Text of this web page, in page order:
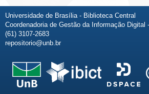
Universidade de Brasília - Biblioteca Central
Coordenadoria de Gestão da Informação Digital
(61) 3107-2683
repositorio@unb.br